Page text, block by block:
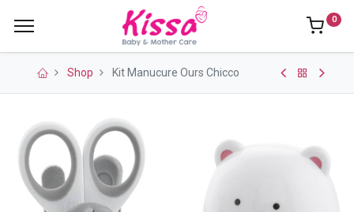
0
Shop Kit Manucure Ours Chicco